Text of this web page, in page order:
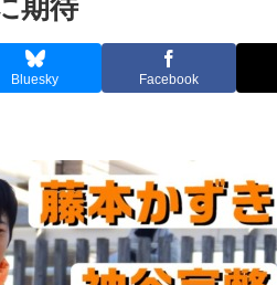
期待
Bluesky Facebook